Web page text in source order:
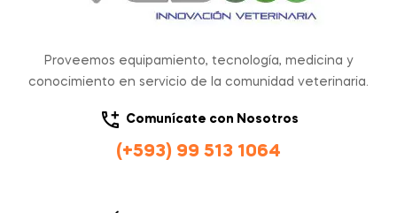
Proveemos equipamiento, tecnología, medicina y
conocimiento en servicio de la comunidad veterinaria.
Comunícate con Nosotros
(+593) 99 513 1064